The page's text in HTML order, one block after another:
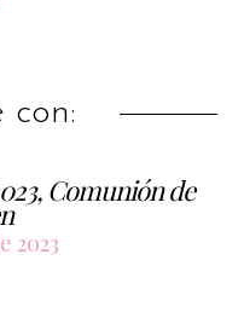
con:
Comunión de
2023